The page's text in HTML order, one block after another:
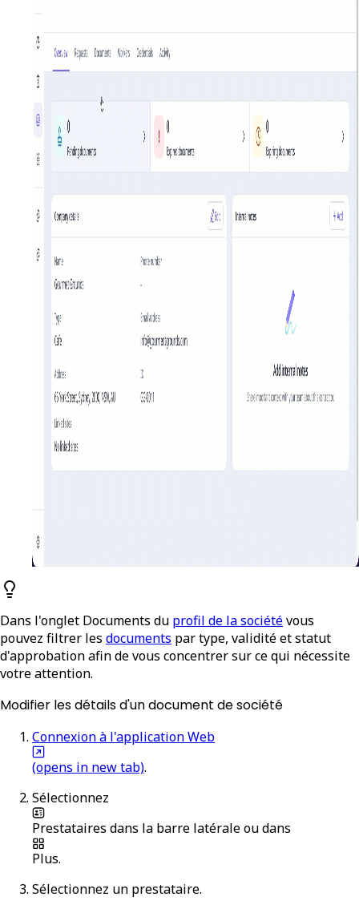
Dans l'onglet Documents du profil de la sociétévous
pouvez filtrer les documents par type, validité et statut
d'approbation afin de vous concentrer sur ce qui nécessite
votre attention.
Modifier les détails d'un document de société
Connexion à l'application Web
(opens in new tab).
Sélectionnez
Prestataires dans la barre latérale ou dans
Plus.
Sélectionnez un prestataire.